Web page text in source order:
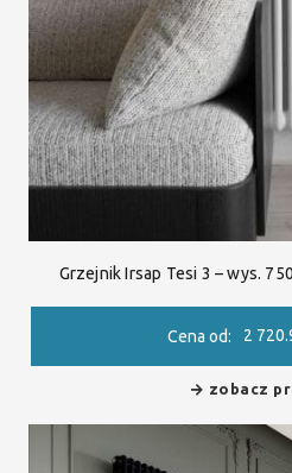
Grzejnik Irsap Tesi 3 – wys.
Cena od: 2
zobacz